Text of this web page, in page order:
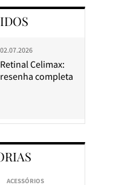
02.07.2026
Retinal Celimax:
resenha completa
ACESSÓRIOS